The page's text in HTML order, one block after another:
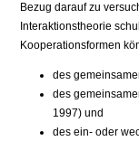
Bezug darauf zu
Interaktionstheorie
Kooperationsformen
des
des
1997) und
des ein- oder